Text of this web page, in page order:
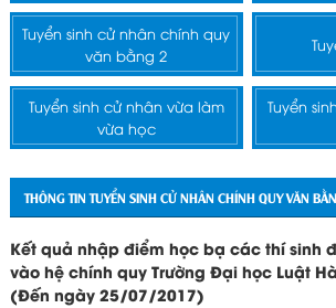
Tuyển sinh cử nhân chính quy
văn bằng 2
Tuyển sinh cử nhân vừa làm
vừa học
Tuyển
THÔNG TIN TUYỂN SINH CỬ NHÂN CHÍNH QUY VĂN
Kết quả nhập điểm học bạ các thí sinh
vào hệ chính quy Trường Đại học Luật
(Đến ngày 25/07/2017)